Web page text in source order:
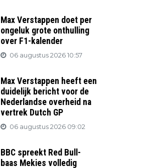
Max Verstappen doet per
ongeluk grote onthulling
over F1-kalender
06 augustus 2026 10:57
Max Verstappen heeft een
duidelijk bericht voor de
Nederlandse overheid na
vertrek Dutch GP
06 augustus 2026 09:02
BBC spreekt Red Bull-
baas Mekies volledig